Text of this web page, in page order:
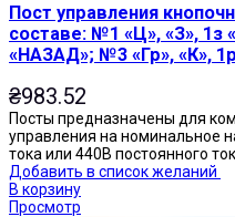
Пост управления
составе: №1 «Ц», «З»,
«НАЗАД»; №3 «Гр», «К»,
₴983.52
Посты предназначены для
управления на номинальное
тока или 440В постоянного
Добавить в список желаний
В корзину
Просмотр